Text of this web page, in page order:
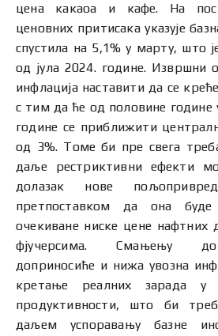
цена какаоа и кафе. На
ценовних притисака указује
спустила на 5,1% у марту, што
од јула 2024. године. Извршни
инфлација наставити да се
с тим да ће од половине године
године се приближити
од 3%. Томе би пре свега
даље рестриктивни ефекти
долазак нове
претпоставком да она
очекиване ниске цене нафтних
фјучерсима. Смањењу
доприносиће и нижа увозна
кретање реалних зарада у
продуктивности, што би
даљем успоравању базне